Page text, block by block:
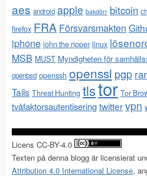
aes android apple bakdörr bitcoin
firefox FRA Försvarsmakten
iphone john the ripper linux
MSB MUST Myndigheten för
openbsd openssh openssl pgp
Tails Threat Hunting tlstor Tor
tvåfaktorsautentiseringtwittervpn
Licens CC-BY-4.0
Texten på denna blogg är licensierat
Attribution 4.0 International License,